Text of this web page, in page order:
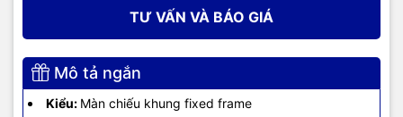
TƯ VẤN VÀ BÁO GIÁ
Mô tả ngắn
Kiểu: Màn chiếu khung fixed frame